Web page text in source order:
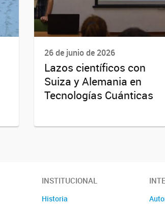
26 de junio de 2026
Lazos científicos con
Suiza y Alemania en
Tecnologías Cuánticas
INSTITUCIONAL
Historia